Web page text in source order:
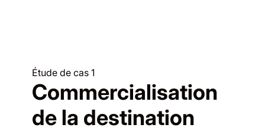
Étude de cas 1
Commercialisation
de la destination